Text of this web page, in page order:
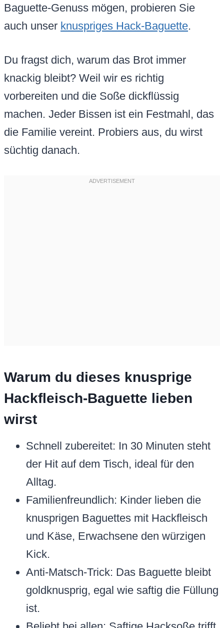
Baguette-Genuss mögen, probieren Sie
auch unser knuspriges Hack-Baguette.
Du fragst dich, warum das Brot immer
knackig bleibt? Weil wir es richtig
vorbereiten und die Soße dickflüssig
machen. Jeder Bissen ist ein Festmahl, das
die Familie vereint. Probiers aus, du wirst
süchtig danach.
Warum du dieses knusprige
Hackfleisch-Baguette lieben
wirst
Schnell zubereitet: In 30 Minuten steht
der Hit auf dem Tisch, ideal für den
Alltag.
Familienfreundlich: Kinder lieben die
knusprigen Baguettes mit Hackfleisch
und Käse, Erwachsene den würzigen
Kick.
Anti-Matsch-Trick: Das Baguette bleibt
goldknusprig, egal wie saftig die Füllung
ist.